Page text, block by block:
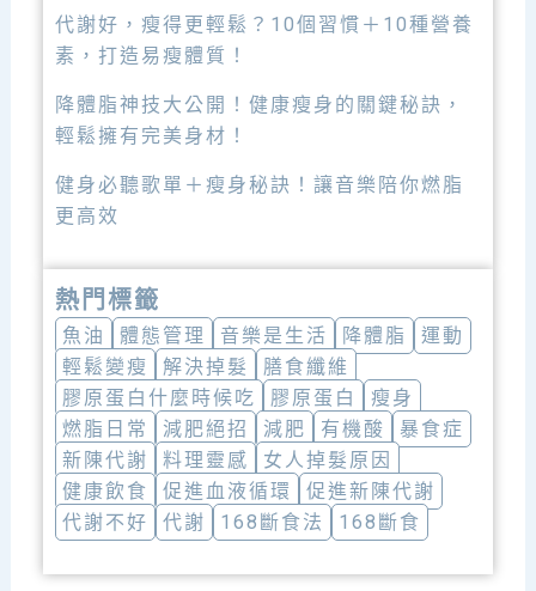
代謝好，瘦得更輕鬆？10個習慣＋10種營養
素，打造易瘦體質！
降體脂神技大公開！健康瘦身的關鍵秘訣，
輕鬆擁有完美身材！
健身必聽歌單＋瘦身秘訣！讓音樂陪你燃脂
更高效
熱門標籤
魚油 體態管理 音樂是生活 降體脂
運動
輕鬆變瘦
解決掉髮
膳食纖維
膠原蛋白什麼時候吃
膠原蛋白
瘦身
燃脂日常
減肥絕招 減肥 有機酸
暴食症
新陳代謝
料理靈感
女人掉髮原因
健康飲食
促進血液循環
促進新陳代謝
代謝不好
代謝 168斷食法 168斷食